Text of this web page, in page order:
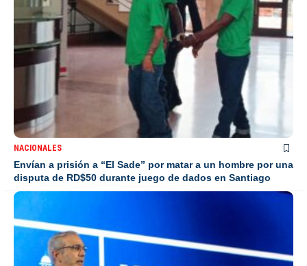
NACIONALES
Envían a prisión a “El Sade” por matar a un hombre por una
disputa de RD$50 durante juego de dados en Santiago